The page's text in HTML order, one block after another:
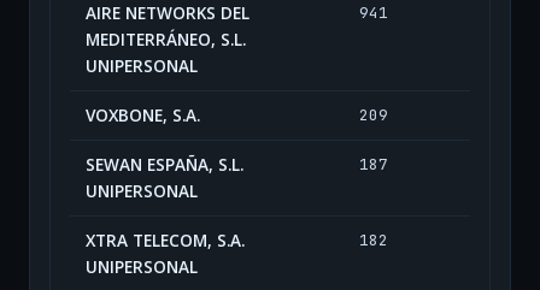
AIRE NETWORKS DEL
MEDITERRÁNEO, S.L.
UNIPERSONAL
941
VOXBONE, S.A. 209
SEWAN ESPAÑA, S.L.
UNIPERSONAL
187
XTRA TELECOM, S.A.
UNIPERSONAL
182